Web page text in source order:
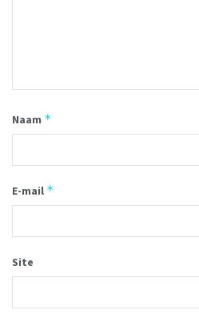
Naam *
E-mail *
Site